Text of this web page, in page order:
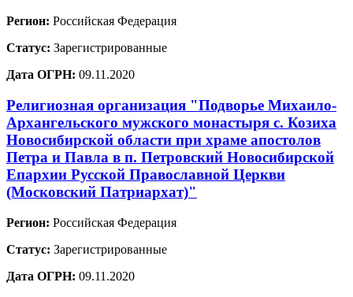
Регион: Российская Федерация
Статус: Зарегистрированные
Дата ОГРН: 09.11.2020
Религиозная организация "Подворье Михаило-
Архангельского мужского монастыря с. Козиха
Новосибирской области при храме апостолов
Петра и Павла в п. Петровский Новосибирской
Епархии Русской Православной Церкви
(Московский Патриархат)"
Регион: Российская Федерация
Статус: Зарегистрированные
Дата ОГРН: 09.11.2020